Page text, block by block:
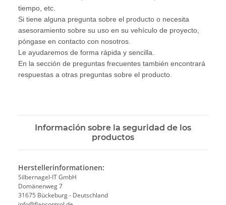
tiempo, etc.
Si tiene alguna pregunta sobre el producto o necesita
asesoramiento sobre su uso en su vehículo de proyecto,
póngase en contacto con nosotros.
Le ayudaremos de forma rápida y sencilla.
En la sección de preguntas frecuentes también encontrará
respuestas a otras preguntas sobre el producto.
Información sobre la seguridad de los
productos
Herstellerinformationen:
Silbernagel-IT GmbH
Domänenweg 7
31675 Bückeburg - Deutschland